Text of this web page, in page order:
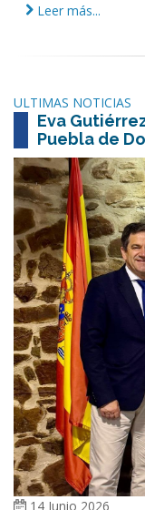
Leer más...
ULTIMAS NOTICIAS
Eva
Puebla de
14 Junio 2026